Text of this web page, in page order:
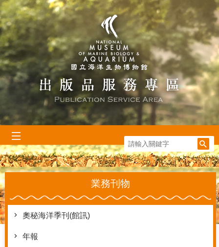
跳到主要內容區塊
:::
業務刊物
奧秘海洋季刊(館訊)
年報